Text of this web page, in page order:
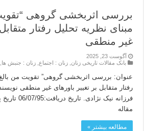
بررسی اثربخشی گروهی
مبنای نظریه تحلیل رفتار
غیر منطقی
آگوست 23, 2025
بانک مقالات تاریخی زنان ,زنان : اجتماع ,زنان : جنبش ها
عنوان: بررسی اثربخشی گروهی” تقویت من بالغ
رفتار متقابل بر تغییر باورهای غیر منطقی
مقاله
مطالعه بیشتر »